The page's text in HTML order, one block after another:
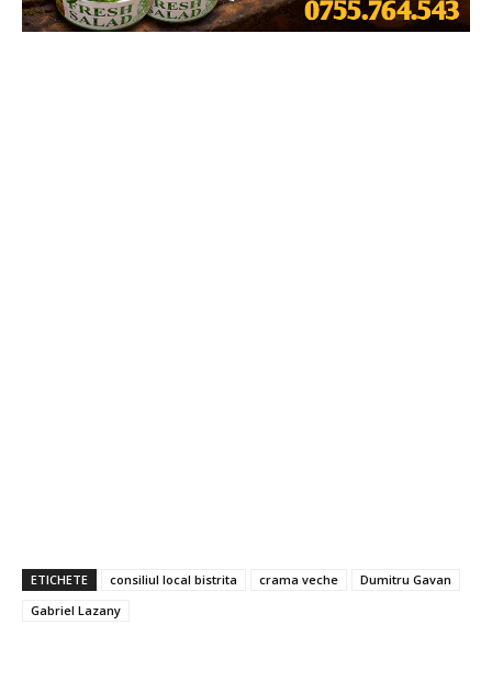
ETICHETE consiliul local bistrita crama veche
Dumitru Gavan
Gabriel Lazany